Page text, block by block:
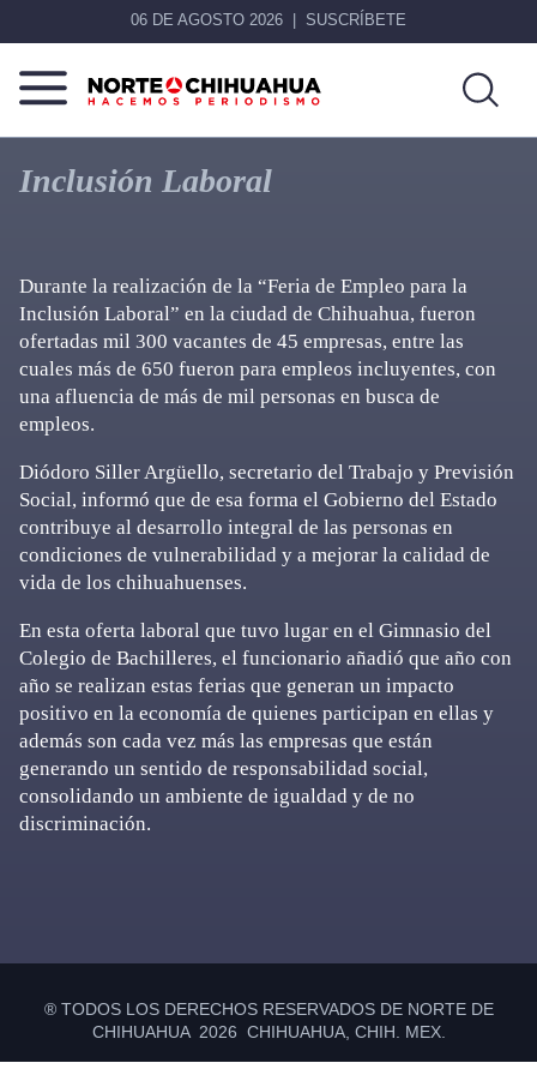
06 DE AGOSTO 2026 SUSCRÍBETE
Norte
De
Chihuahua
Más
que
noticias,
Inclusión Laboral
Durante la realización de la “Feria de Empleo para la
Inclusión Laboral” en la ciudad de Chihuahua, fueron
ofertadas mil 300 vacantes de 45 empresas, entre las
cuales más de 650 fueron para empleos incluyentes, con
una afluencia de más de mil personas en busca de
empleos.
Diódoro Siller Argüello, secretario del Trabajo y Previsión
Social, informó que de esa forma el Gobierno del Estado
contribuye al desarrollo integral de las personas en
condiciones de vulnerabilidad y a mejorar la calidad de
vida de los chihuahuenses.
En esta oferta laboral que tuvo lugar en el Gimnasio del
Colegio de Bachilleres, el funcionario añadió que año con
año se realizan estas ferias que generan un impacto
positivo en la economía de quienes participan en ellas y
además son cada vez más las empresas que están
generando un sentido de responsabilidad social,
consolidando un ambiente de igualdad y de no
discriminación.
® TODOS LOS DERECHOS RESERVADOS DE NORTE DE
CHIHUAHUA 2026 CHIHUAHUA, CHIH. MEX.